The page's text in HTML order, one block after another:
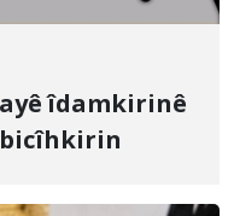
îdamkirinê
bicîhkirin